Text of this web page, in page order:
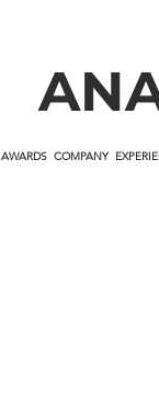
AWARDS COMPANY